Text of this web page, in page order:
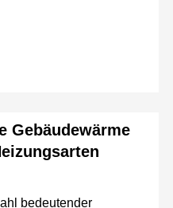
Gebäudewärme
bedeutender